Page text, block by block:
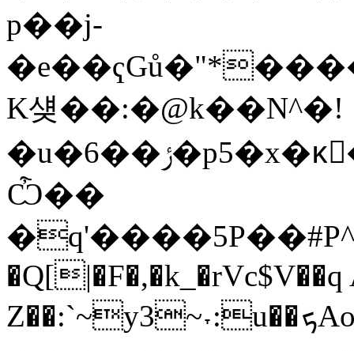
p��j-
K섖��:�@k��N^�!
�u�6��ݬ�p5�x�κٍ��z-��pj�`���\)
Ѽ��
�Q[|�F�,�k_�rVc$V��q
Z��:`~y3~˕:u��ܟAo���}